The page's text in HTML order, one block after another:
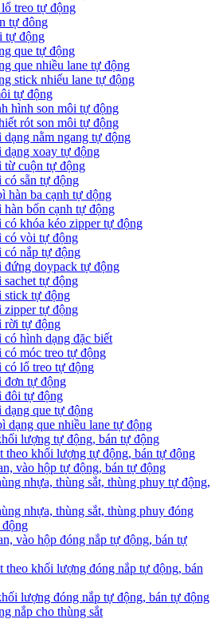
treo tự động
tự đông
tự động
que tự động
que nhiều lane tự động
stick nhiếu lane tự động
tự động
hình son môi tự động
rót son môi tự động
nằm ngang tự động
dạng xoay tự động
từ cuộn tự động
sẵn tự động
hàn ba cạnh tự dộng
bốn cạnh tự động
khóa kéo zipper tự động
có vòi tự động
có nắp tự động
đứng doypack tự động
tự động
stick tự động
zipper tự động
rời tự động
hình dạng đặc biết
móc treo tự động
có lổ treo tự động
đơn tự động
đôi tự động
que tự động
dạng que nhiều lane tự động
lượng tự động, bán tự động
theo khối lượng tự động, bán tự động
vào hộp tự động, bán tự động
nhựa, thùng sắt, thùng phuy tự động,
nhựa, thùng sắt, thùng phuy đóng
vào hộp đóng nắp tự động, bán tự
theo khối lượng đóng nắp tự động, bán
lượng đóng nắp tự động, bán tự động
nắp cho thùng sắt